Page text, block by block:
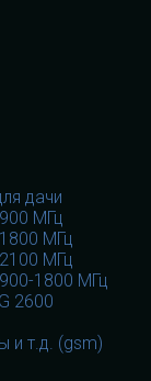
дачи
МГц
МГц
МГц
1800 МГц
2600
и т.д. (gsm)